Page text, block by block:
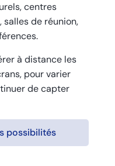
centres
salles de réunion,
à distance les
pour varier
de capter
possibilités